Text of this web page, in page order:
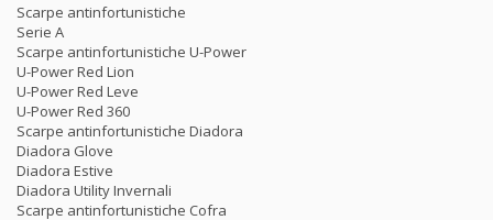
Scarpe antinfortunistiche
Serie A
Scarpe antinfortunistiche U-Power
U-Power Red Lion
U-Power Red Leve
U-Power Red 360
Scarpe antinfortunistiche Diadora
Diadora Glove
Diadora Estive
Diadora Utility Invernali
Scarpe antinfortunistiche Cofra